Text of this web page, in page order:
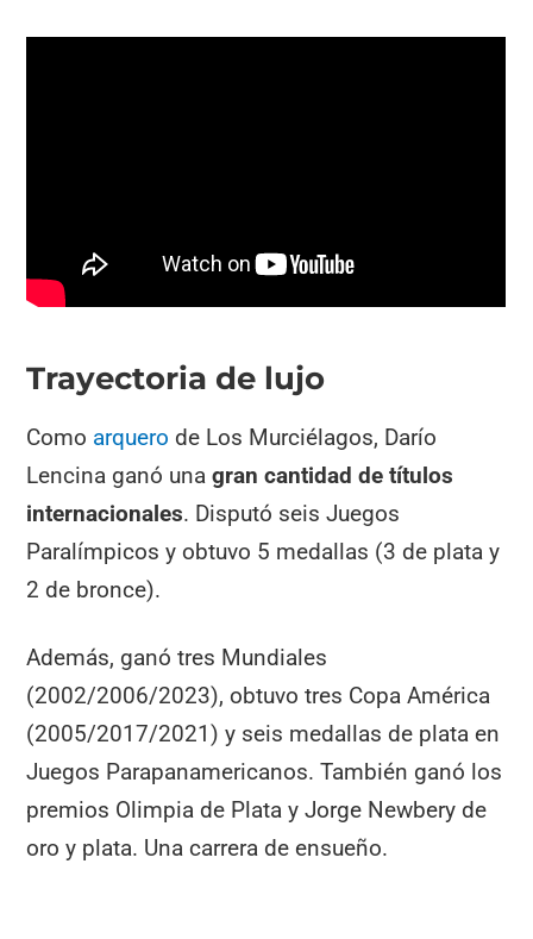
Trayectoria de lujo
Como arquero de Los Murciélagos, Darío
Lencina ganó unagran cantidad de títulos
internacionales. Disputó seis Juegos
Paralímpicos y obtuvo 5 medallas (3 de plata y
2 de bronce).
Además, ganó tres Mundiales
(2002/2006/2023), obtuvo tres Copa América
(2005/2017/2021) y seis medallas de plata en
Juegos Parapanamericanos. También ganó los
premios Olimpia de Plata y Jorge Newbery de
oro y plata. Una carrera de ensueño.